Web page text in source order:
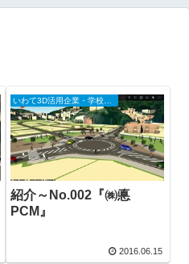
紹介～No.002『㈱悳
PCM』
2016.06.15